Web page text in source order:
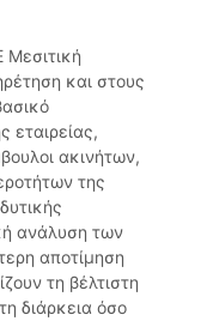
Μεσιτική
και στους
εταιρείας,
ακινήτων,
της
ανάλυση των
αποτίμηση
τη βέλτιστη
διάρκεια όσο